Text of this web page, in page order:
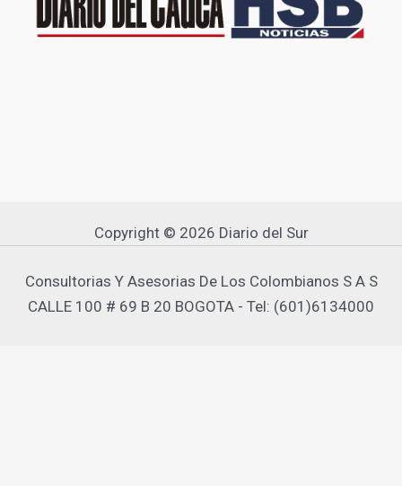
Copyright © 2026 Diario del Sur
Consultorias Y Asesorias De Los Colombianos S A S
CALLE 100 # 69 B 20 BOGOTA - Tel: (601)6134000